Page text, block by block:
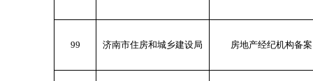
99 济南市住房和城乡建设局 房地产经纪机构备案